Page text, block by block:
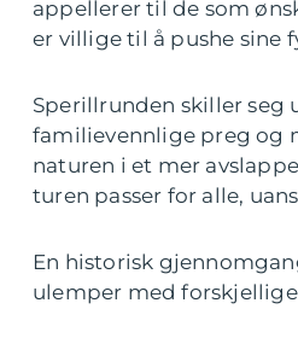
appellerer til de som
er villige til å pushe sine
Sperillrunden skiller seg
familievennlige preg og
naturen i et mer
turen passer for alle,
En historisk
ulemper med